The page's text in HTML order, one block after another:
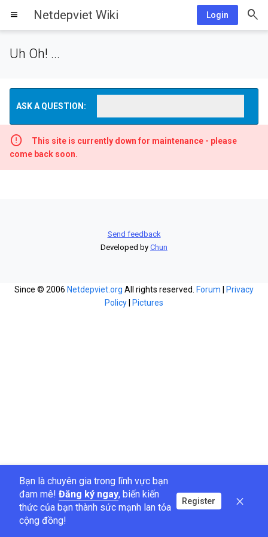
menu Netdepviet Wiki Login
Bạn là chuyên gia trong lĩnh vực bạn
đam mê! Đăng ký ngay, biến kiến
thức của bạn thành sức mạnh lan tỏa
cộng đồng!
Register
Uh Oh! ...
ASK A QUESTION:
This site is currently down for maintenance - please
come back soon.
Send feedback
Developed by Chun
Since © 2006 Netdepviet.org All rights reserved. Forum
Privacy
Policy
Pictures